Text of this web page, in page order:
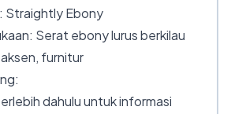
Straightly Ebony
Serat ebony lurus berkilau
furnitur
dahulu untuk informasi